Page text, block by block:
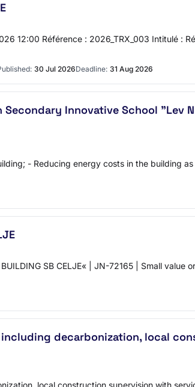
12:00 Référence : 2026_TRX_003 Intitulé :
30 Jul 2026Deadline: 31 Aug 2026
Innovative School "Lev
- Reducing energy costs in the building
BUILDING SB CELJE« | JN-72165 | Small
including decarbonization, local
local construction supervision with